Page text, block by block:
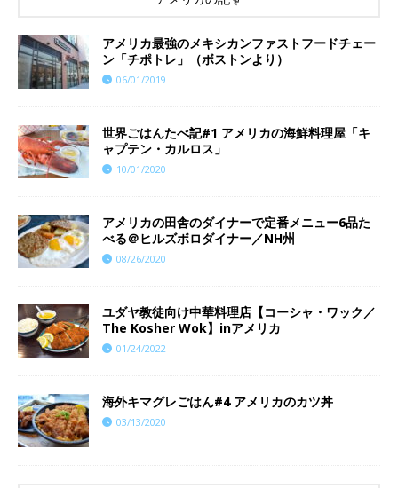
アメリカ最強のメキシカンファストフードチェー
ン「チポトレ」（ボストンより）
06/01/2019
世界ごはんたべ記#1 アメリカの海鮮料理屋「キ
ャプテン・カルロス」
10/01/2020
アメリカの田舎のダイナーで定番メニュー6品た
べる＠ヒルズボロダイナー／NH州
08/26/2020
ユダヤ教徒向け中華料理店【コーシャ・ワック／
The Kosher Wok】inアメリカ
01/24/2022
海外キマグレごはん#4 アメリカのカツ丼
03/13/2020